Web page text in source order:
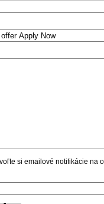
si emailové notifikácie na